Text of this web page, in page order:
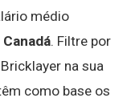
médio
Canadá. Filtre por
na sua
como base os